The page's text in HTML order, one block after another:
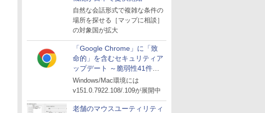
自然な会話形式で複雑な条件の
場所を探せる［マップに相談］
の対象国が拡大
「Google Chrome」に「致
命的」を含むセキュリティア
ップデート ～脆弱性41件に
対処
Windows/Mac環境には
v151.0.7922.108/.109が展開中
老舗のマウスユーティリティ